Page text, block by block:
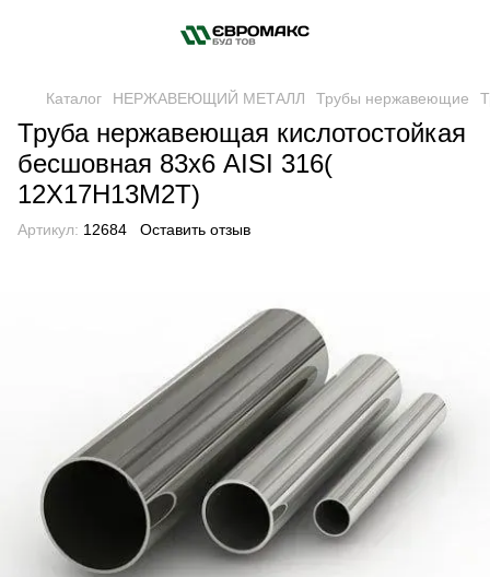
Каталог НЕРЖАВЕЮЩИЙ МЕТАЛЛ Трубы нержавеющие
Труба нержавеющая кислотостойкая
бесшовная 83х6 AISI 316(
12Х17Н13М2Т)
Артикул: 12684 Оставить отзыв